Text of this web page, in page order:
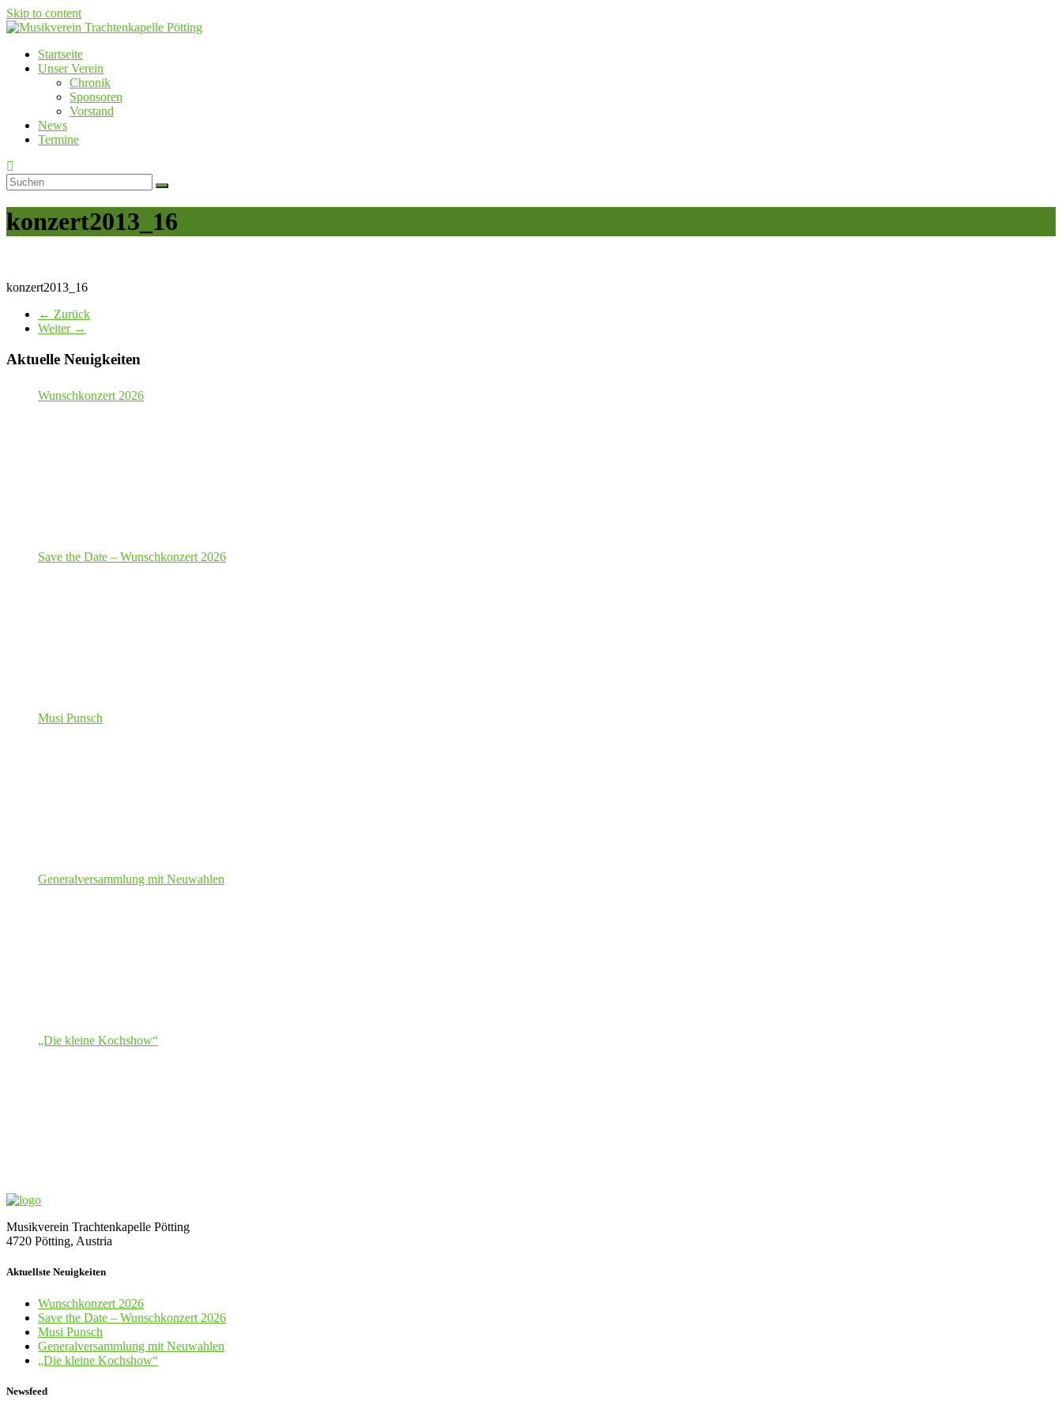
Skip to content
Musikverein Trachtenkapelle Pötting
Startseite
Unser Verein
Chronik
Sponsoren
Vorstand
News
Termine
konzert2013_16
konzert2013_16
← Zurück
Weiter →
Aktuelle Neuigkeiten
Wunschkonzert 2026
Save the Date – Wunschkonzert 2026
Musi Punsch
Generalversammlung mit Neuwahlen
„Die kleine Kochshow“
Musikverein Trachtenkapelle Pötting
4720 Pötting, Austria
Aktuellste Neuigkeiten
Wunschkonzert 2026
Save the Date – Wunschkonzert 2026
Musi Punsch
Generalversammlung mit Neuwahlen
„Die kleine Kochshow“
Newsfeed